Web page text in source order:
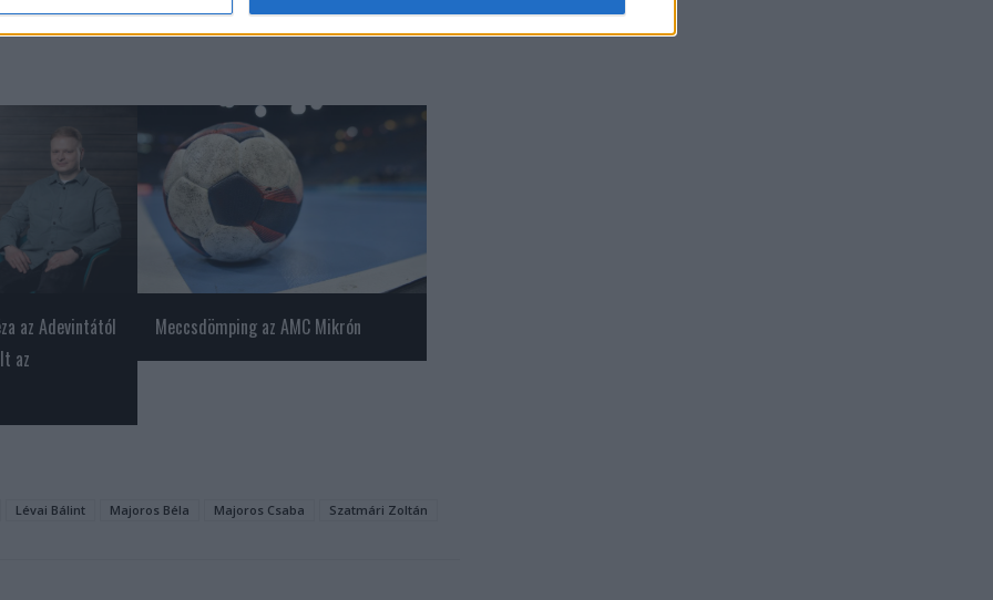
az Adevintától
az
Meccsdömping az AMC Mikrón
Lévai Bálint Majoros Béla Majoros Csaba Szatmári Zoltán